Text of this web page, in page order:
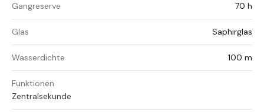
Gangreserve 70 h
Glas Saphirglas
Wasserdichte 100 m
Funktionen
Zentralsekunde